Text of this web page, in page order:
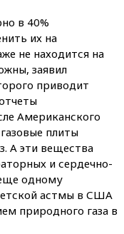
в 40%
их на
не находится на
заявил
приводит
Американского
плиты
А эти вещества
и сердечно-
одному
астмы в США
природного газа в